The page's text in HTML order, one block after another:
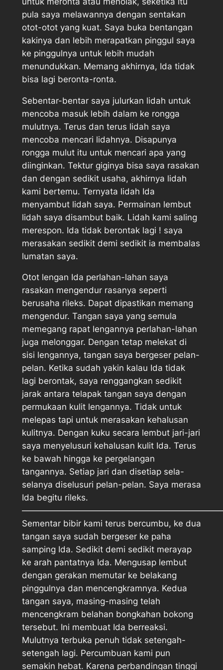
pula saya melawannya dengan sentakan
otot-otot yang kuat. Saya buka bentangan
kakinya dan lebih merapatkan pinggul saya
ke pinggulnya untuk lebih mudah
menundukkan. Memang akhirnya, Ida tidak
bisa lagi beronta-ronta.
Sebentar-bentar saya julurkan lidah untuk
mencoba masuk lebih dalam ke rongga
mulutnya. Terus dan terus lidah saya
mencoba mencari lidahnya. Disapunya
rongga mulut itu untuk mencari apa yang
diinginkan. Tektur giginya bisa saya rasakan
dan dengan sedikit usaha, akhirnya lidah
kami bertemu. Ternyata lidah Ida
menyambut lidah saya. Permainan lembut
lidah saya disambut baik. Lidah kami saling
merespon. Ida tidak berontak lagi ! saya
merasakan sedikit demi sedikit ia membalas
lumatan saya.
Otot lengan Ida perlahan-lahan saya
rasakan mengendur rasanya seperti
berusaha rileks. Dapat dipastikan memang
mengendur. Tangan saya yang semula
memegang rapat lengannya perlahan-lahan
juga melonggar. Dengan tetap melekat di
sisi lengannya, tangan saya bergeser pelan-
pelan. Ketika sudah yakin kalau Ida tidak
lagi berontak, saya renggangkan sedikit
jarak antara telapak tangan saya dengan
permukaan kulit lengannya. Tidak untuk
melepas tapi untuk merasakan kehalusan
kulitnya. Dengan kuku secara lembut jari-jari
saya menyelusuri kehalusan kulit Ida. Terus
ke bawah hingga ke pergelangan
tangannya. Setiap jari dan disetiap sela-
selanya diselusuri pelan-pelan. Saya merasa
Ida begitu rileks.
Sementar bibir kami terus bercumbu, ke dua
tangan saya sudah bergeser ke paha
samping Ida. Sedikit demi sedikit merayap
ke arah pantatnya Ida. Mengusap lembut
dengan gerakan memutar ke belakang
pinggulnya dan mencengkramnya. Kedua
tangan saya, masing-masing telah
mencengkram belahan bongkahan bokong
tersebut. Ini membuat Ida berreaksi.
Mulutnya terbuka penuh tidak setengah-
setengah lagi. Percumbuan kami pun
semakin hebat. Karena perbandingan tinggi